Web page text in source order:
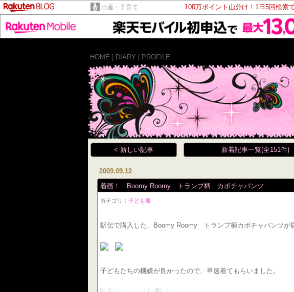
出産・子育て 100万ポイント山分け！1日5回検索
HOME
DIARY PROFILE
< 新しい記事 新着記事一覧(全151件)
2009.09.12
着画！ Boomy Roomy トランプ柄 カボチャパンツ
カテゴリ：子ども服
駅伝で購入した、Boomy Roomy トランプ柄カボチャパンツが
子どもたちの機嫌が良かったので、早速着てもらいました。